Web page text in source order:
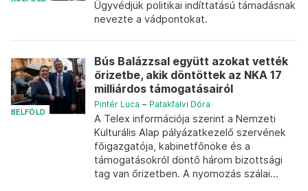
Ügyvédjük politikai indíttatású támadásnak
nevezte a vádpontokat.
BELFÖLD
Bús Balázzsal együtt azokat vették
őrizetbe, akik döntöttek az NKA 17
milliárdos támogatásairól
Pintér Luca – Patakfalvi Dóra
A Telex információja szerint a Nemzeti
Kulturális Alap pályázatkezelő szervének
főigazgatója, kabinetfőnöke és a
támogatásokról döntő három bizottsági
tag van őrizetben. A nyomozás szálai...